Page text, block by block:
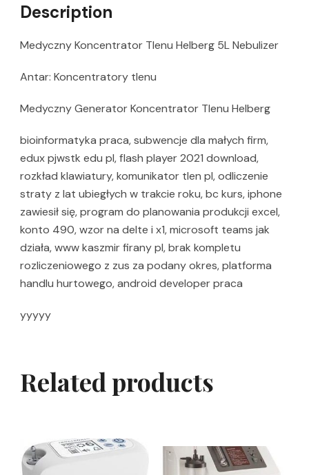
Description
Medyczny Koncentrator Tlenu Helberg 5L Nebulizer
Antar: Koncentratory tlenu
Medyczny Generator Koncentrator Tlenu Helberg
bioinformatyka praca, subwencje dla małych firm,
edux pjwstk edu pl, flash player 2021 download,
rozkład klawiatury, komunikator tlen pl, odliczenie
straty z lat ubiegłych w trakcie roku, bc kurs, iphone
zawiesił się, program do planowania produkcji excel,
konto 490, wzor na delte i x1, microsoft teams jak
działa, www kaszmir firany pl, brak kompletu
rozliczeniowego z zus za podany okres, platforma
handlu hurtowego, android developer praca
yyyyy
Related products